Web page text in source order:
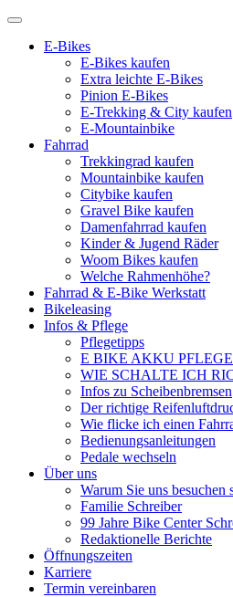
E-Bikes
E-Bikes kaufen
Extra leichte E-Bikes
Pinion E-Bikes
E-Trekking & City kaufen
E-Mountainbike
Fahrrad
Trekkingrad kaufen
Mountainbike kaufen
Citybike kaufen
Gravel Bike kaufen
Damenfahrrad kaufen
Kinder & Jugend Räder
Woom Bikes kaufen
Welche Rahmenhöhe?
Fahrrad & E-Bike Werkstatt
Bikeleasing
Infos & Pflege
Pflegetipps
E BIKE AKKU PFLEGE
WIE SCHALTE ICH
Infos zu Scheibenbremsen
Der richtige
Wie flicke ich einen
Bedienungsanleitungen
Pedale wechseln
Über uns
Warum Sie uns besuchen
Familie Schreiber
99 Jahre Bike Center
Redaktionelle Berichte
Öffnungszeiten
Karriere
Termin vereinbaren